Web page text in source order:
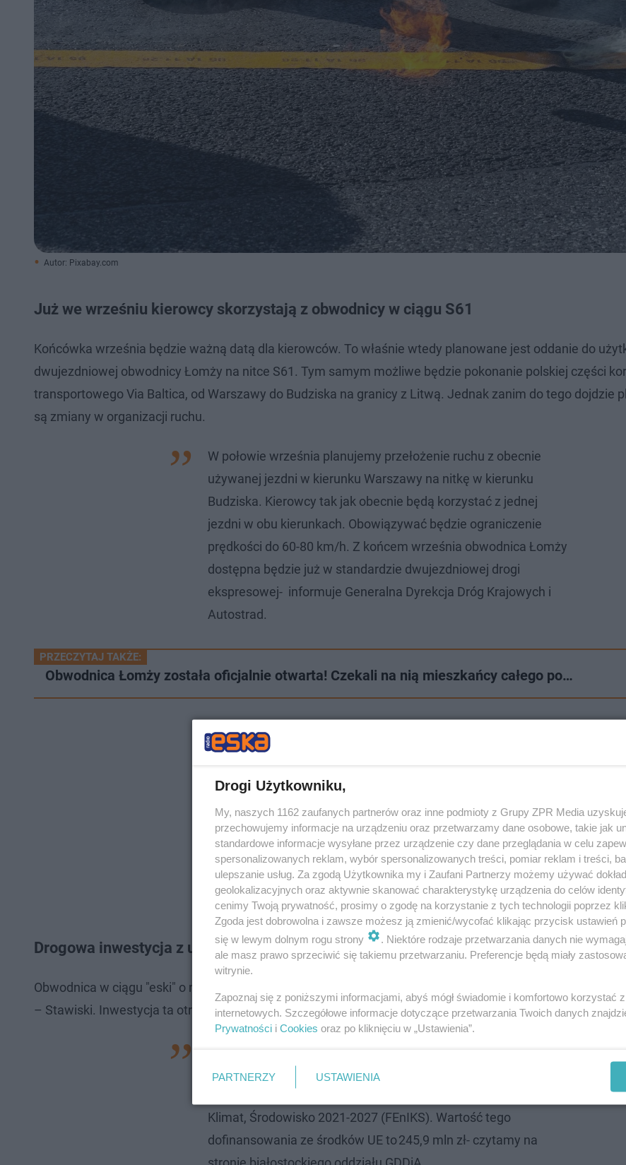
Autor: Pixabay.com
Już we wrześniu kierowcy skorzystają z obwodnicy w ciągu S61
Końcówka września będzie ważną datą dla kierowców. To właśnie wtedy planowane jest oddanie do
dwujezdniowej obwodnicy Łomży na nitce S61. Tym samym możliwe będzie pokonanie polskiej części
transportowego Via Baltica, od Warszawy do Budziska na granicy z Litwą. Jednak zanim do tego dojdzie
są zmiany w organizacji ruchu.
W połowie września planujemy przełożenie ruchu z obecnie
używanej jezdni w kierunku Warszawy na nitkę w kierunku
Budziska. Kierowcy tak jak obecnie będą korzystać z jednej
jezdni w obu kierunkach. Obowiązywać będzie ograniczenie
prędkości do 60-80 km/h. Z końcem września obwodnica Łomży
dostępna będzie już w standardzie dwujezdniowej drogi
ekspresowej- informuje Generalna Dyrekcja Dróg Krajowych i
Autostrad.
PRZECZYTAJ TAKŻE:
Obwodnica Łomży została oficjalnie otwarta! Czekali na nią mieszkańcy całego po…
Drogowa inwestycja z unijnym dofinansowaniem
Obwodnica w ciągu "eski" o numerze 61 jest częścią większego zadania, czyli drogi ekspresowej S61
– Stawiski. Inwestycja ta otrzymała dofinansowanie z UE w wysokości 440,4 mln zł.
projektu, dotyczącej tylko odcinka Łomża Zachód – Kolno, ze
Klimat, Środowisko 2021-2027 (FEnIKS). Wartość tego
dofinansowania ze środków UE to 245,9 mln zł- czytamy na
Drogi Użytkowniku,
My, naszych 1162 zaufanych partnerów oraz inne podmioty z Grupy ZPR Media
przechowujemy informacje na urządzeniu oraz przetwarzamy dane osobowe, takie jak
standardowe informacje wysyłane przez urządzenie czy dane przeglądania w celu
spersonalizowanych reklam, wybór spersonalizowanych treści, pomiar reklam i treści,
ulepszanie usług. Za zgodą Użytkownika my i Zaufani Partnerzy możemy używać
geolokalizacyjnych oraz aktywnie skanować charakterystykę urządzenia do celów
cenimy Twoją prywatność, prosimy o zgodę na korzystanie z tych technologii poprzez
Zgoda jest dobrowolna i zawsze możesz ją zmienić/wycofać klikając przycisk ustawień
się w lewym dolnym rogu strony
. Niektóre rodzaje przetwarzania danych nie
ale masz prawo sprzeciwić się takiemu przetwarzaniu. Preferencje będą miały
witrynie.
Zapoznaj się z poniższymi informacjami, abyś mógł świadomie i komfortowo korzystać
internetowych. Szczegółowe informacje dotyczące przetwarzania Twoich danych
Prywatności i Cookies oraz po kliknięciu w „Ustawienia”.
PARTNERZY USTAWIENIA